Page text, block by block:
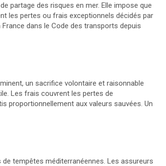
partage des risques en mer. Elle impose que
les pertes ou frais exceptionnels décidés par
France dans le Code des transports depuis
un sacrifice volontaire et raisonnable
Les frais couvrent les pertes de
proportionnellement aux valeurs sauvées. Un
tempêtes méditerranéennes. Les assureurs